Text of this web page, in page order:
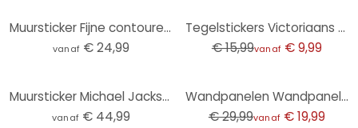
Muursticker Fijne contouren van een vrouw - Lijn Art - Tunaboylu - Rond
vanaf € 24,99
Tegelstickers Victoriaans (donker) - set van 12
€ 15,99vanaf € 9,99
Muursticker Michael Jackson
vanaf € 44,99
Wandpanelen Wandpanelen zelfklevend taupe met nerf
€ 29,99vanaf € 19,99